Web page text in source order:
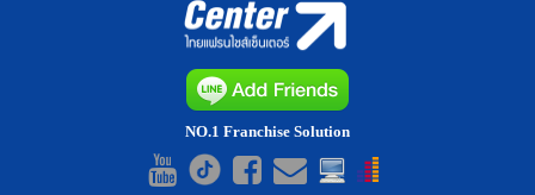
NO.1 Franchise Solution